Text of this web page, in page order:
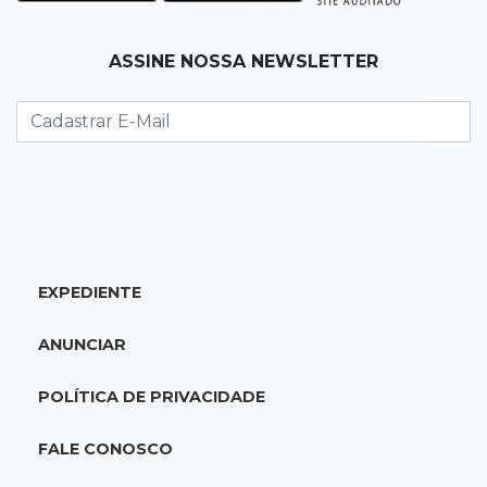
Um dia após matar companheira, homem se
entrega e acaba preso por feminicídio
Recém-nascida desaparecida foi entregue
ASSINE NOSSA NEWSLETTER
EXPEDIENTE
ANUNCIAR
POLÍTICA DE PRIVACIDADE
FALE CONOSCO